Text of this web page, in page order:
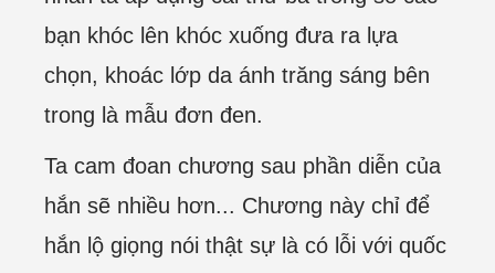
bạn khóc lên khóc xuống đưa ra lựa
chọn, khoác lớp da ánh trăng sáng bên
trong là mẫu đơn đen.
Ta cam đoan chương sau phần diễn của
hắn sẽ nhiều hơn... Chương này chỉ để
hắn lộ giọng nói thật sự là có lỗi với quốc